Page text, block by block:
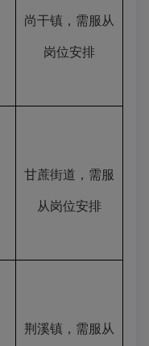
尚干镇，需服从
岗位安排
甘蔗街道，需服
从岗位安排
荆溪镇，需服从